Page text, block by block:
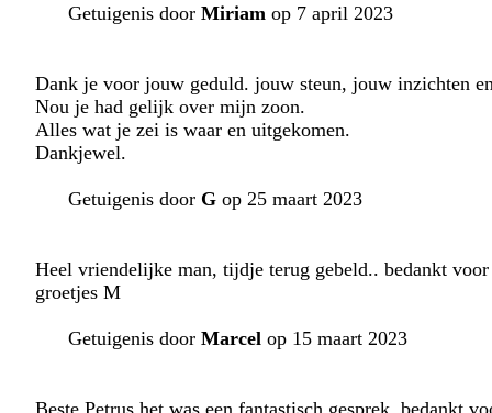
Getuigenis door Miriam op 7 april 2023
Dank je voor jouw geduld. jouw steun, jouw inzichten
Nou je had gelijk over mijn zoon.
Alles wat je zei is waar en uitgekomen.
Dankjewel.
Getuigenis door G op 25 maart 2023
Heel vriendelijke man, tijdje terug gebeld.. bedankt
groetjes M
Getuigenis door Marcel op 15 maart 2023